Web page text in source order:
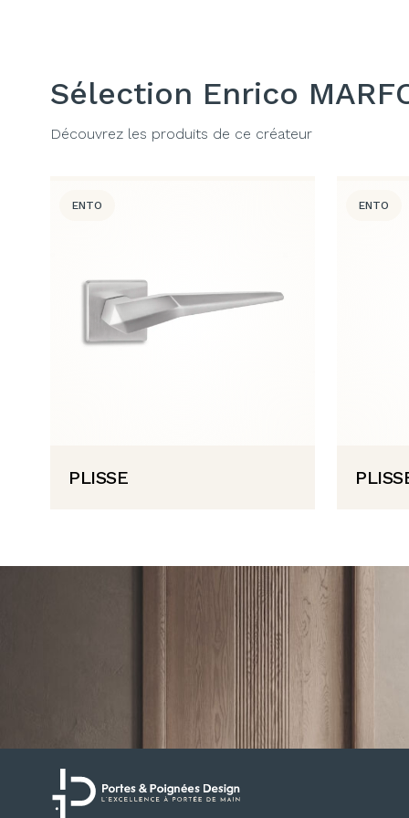
Sélection Enrico
Découvrez les produits de ce créateur
ENTO
PLISSE
ENTO